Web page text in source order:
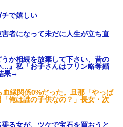
先生から電話があったんだけ
ど、「～とか～」「～とか考え
に残ってしまった
で嬉しい
者になって未だに人生が立ち直
か相続を放棄して下さい、昔の
』私「お子さんはフリン略奪婚
果→
縁関係0%だった。旦那「やっぱ
俺は誰の子供なの？」長女・次
る女が、ツケで宝石を買おうと